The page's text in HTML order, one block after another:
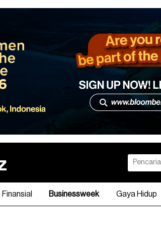
Finansial Businessweek Gaya Hidup